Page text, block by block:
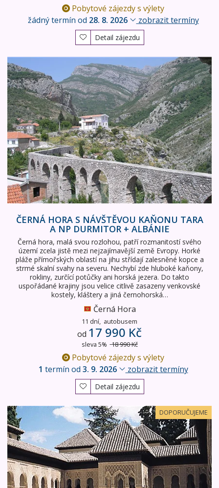
Pobytové zájezdy s výlety
žádný termín od 28. 8. 2026 zobrazit termíny
Detail zájezdu
Černá Hora s návštěvou kaňonu Tara a NP Durmitor +
ČERNÁ HORA S NÁVŠTĚVOU KAŇONU TARA
A NP DURMITOR + ALBÁNIE
Černá hora, malá svou rozlohou, patří rozmanitostí svého
území zcela jistě mezi nejzajímavější země Evropy. Horké
pláže přímořských oblastí na jihu střídají zalesněné kopce a
strmé skalní svahy na severu. Nechybí zde hluboké kaňony,
rokliny, zurčící potůčky ani horská jezera. Do takto
uspořádané krajiny jsou velice citlivě zasazeny venkovské
kostely, kláštery a jiná černohorská…
Černá Hora
11 dní, autobusem
od 17 990 Kč
sleva 5% 18 990 Kč
Pobytové zájezdy s výlety
1 termín od 3. 9. 2026 zobrazit termíny
Detail zájezdu
DOPORUČUJEME
Krásy Andalusie - letecky